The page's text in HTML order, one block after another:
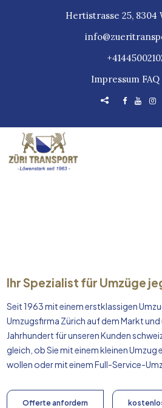
Hertistrasse 25, 8304
Impressum FAQ
Ihr Spezialist für Umzüge
Seit 1963 mit einem erstklassigen
Umzugsfirma Zürich auf dem Markt und
Jahrhundert für unseren Kunden
gleich, ob Sie mit einem kleinen Umzug
wollen oder mit einem Full-Service-
Offerte anfordern